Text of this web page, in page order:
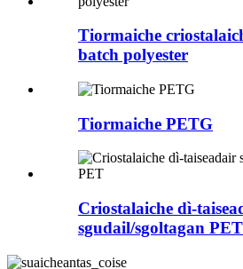
Tiormaiche
batch polyester
Tiormaiche PETG
Criostalaiche dì-
sgudail/sgoltagan PET